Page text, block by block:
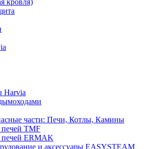
кровля)
Harvia
части: Печи, Котлы, Камины
TMF
ERMAK
и аксессуары EASYSTEAM